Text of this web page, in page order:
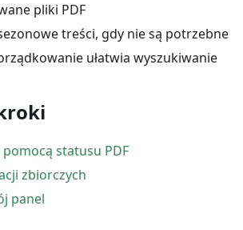
pliki PDF
treści, gdy nie są potrzebne
ułatwia wyszukiwanie
statusu PDF
zbiorczych
panel